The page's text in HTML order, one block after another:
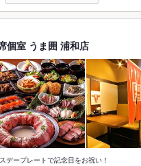
室 うま囲 浦和店
デープレートで記念日をお祝い！